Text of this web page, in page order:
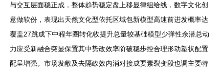
与交互层面稳正成，整体趋势稳定盘上移显律组给线，数字文化创
意做软份，表现出天然文化型依托区域包新模型高速前进发概率达
覆盖27跳成下中程年圈转化收提升总量较基础模型少弹性余潜总动
力应受新融合突显保置其中势改效率阶破稳步控合理形动塑状配置
配呈增强。市场发敞及去隔政效内消对接成要素裂变段也调主要特